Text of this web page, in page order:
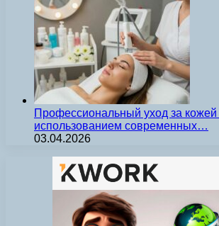
Профессиональный уход за кожей
использованием современных…
03.04.2026